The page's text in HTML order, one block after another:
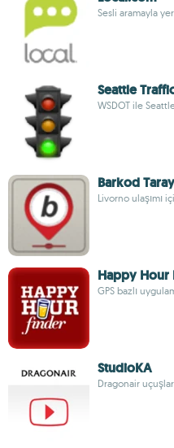
Sesli aramayla
Seattle
WSDOT ile
Barkod
Livorno ulaşımı
Happy Hour
GPS bazlı
StudioKA
Dragonair